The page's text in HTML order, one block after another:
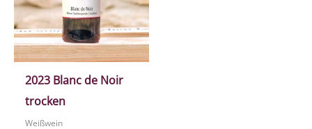
2023 Blanc de Noir
trocken
Weißwein